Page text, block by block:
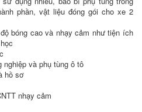
phần, vật liệu đóng gói cho xe 2
bóng cao và nhạy cảm như tiện ích
nghiệp và phụ tùng ô tô
hồ sơ
nhạy cảm